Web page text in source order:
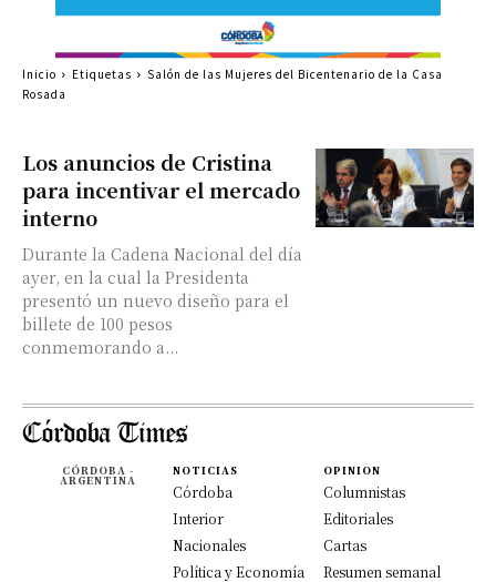
Los anuncios de Cristina
para incentivar el mercado
interno
Durante la Cadena Nacional del día
ayer, en la cual la Presidenta
presentó un nuevo diseño para el
billete de 100 pesos
conmemorando a...
Inicio Etiquetas
Salón de las Mujeres del Bicentenario de la Casa
Rosada
CÓRDOBA -
ARGENTINA
NOTICIAS
Córdoba
Interior
Nacionales
Política y Economía
OPINION
Columnistas
Editoriales
Cartas
Resumen semanal